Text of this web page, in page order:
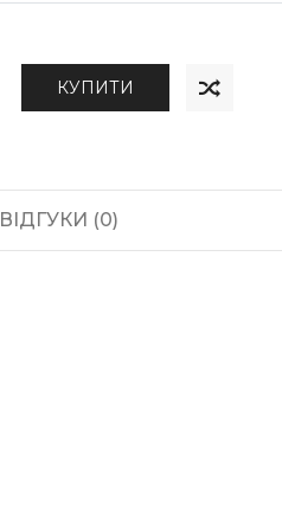
КУПИТИ
ВІДГУКИ (0)